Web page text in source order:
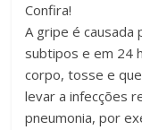
Confira!
A gripe é causada
subtipos e em 24
corpo, tosse e
levar a infecções
pneumonia, por